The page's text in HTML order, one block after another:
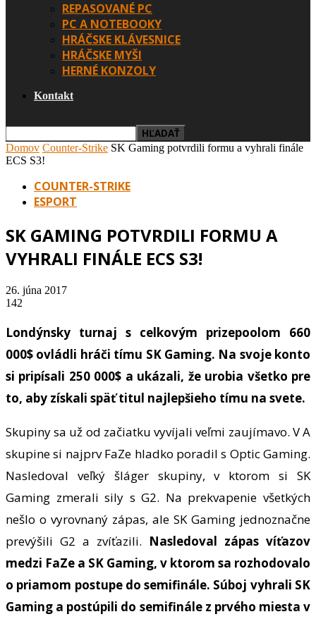
REPASOVANÉ PC
PC A NOTEBOOKY
HRÁČSKE KLÁVESNICE
HRÁČSKE MYŠI
HERNÉ KONZOLY
Kontakt
Domov Counter-Strike SK Gaming potvrdili formu a vyhrali finále
ECS S3!
COUNTER-STRIKE
ESPORT
SK GAMING POTVRDILI FORMU A
VYHRALI FINÁLE ECS S3!
26. júna 2017
142
Londýnsky turnaj s celkovým prizepoolom 660
000$ ovládli hráči tímu SK Gaming. Na svoje konto
si pripísali 250 000$ a ukázali, že urobia všetko pre
to, aby získali späť titul najlepšieho tímu na svete.
Skupiny sa už od začiatku vyvíjali veľmi zaujímavo. V A
skupine si najprv FaZe hladko poradil s Optic Gaming.
Nasledoval veľký šláger skupiny, v ktorom si SK
Gaming zmerali sily s G2. Na prekvapenie všetkých
nešlo o vyrovnaný zápas, ale SK Gaming jednoznačne
prevýšili G2 a zvíťazili. Nasledoval zápas víťazov
medzi FaZe a SK Gaming, v ktorom sa rozhodovalo
o priamom postupe do semifinále. Súboj vyhrali SK
Gaming a postúpili do semifinále z prvého miesta v